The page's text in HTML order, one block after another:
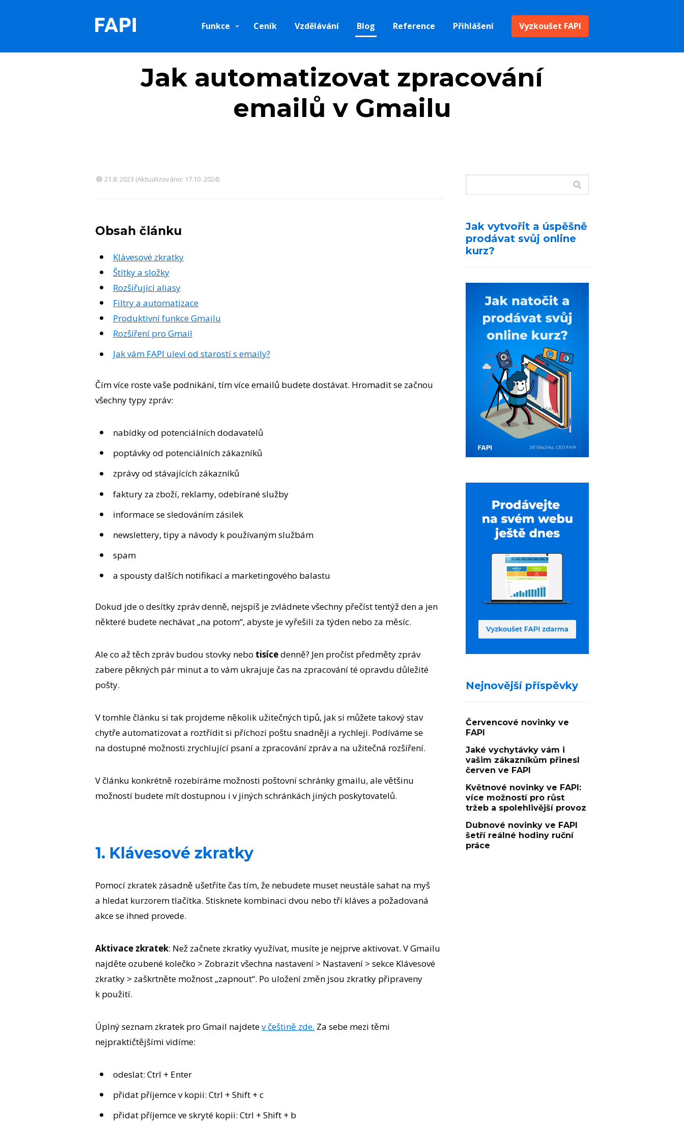
Funkce Ceník Vzdělávání Blog Reference Přihlášení Vyzkoušet FAPI
Jak automatizovat zpracování
emailů v Gmailu
21.8. 2023 (Aktualizováno: 17.10. 2024)
Obsah článku
Klávesové zkratky
Štítky a složky
Rozšiřující aliasy
Filtry a automatizace
Produktivní funkce Gmailu
Rozšíření pro Gmail
Jak vám FAPI uleví od starostí s emaily?
Čím více roste vaše podnikání, tím více emailů budete dostávat. Hromadit se začnou
všechny typy zpráv:
nabídky od potenciálních dodavatelů
poptávky od potenciálních zákazníků
zprávy od stávajících zákazníků
faktury za zboží, reklamy, odebírané služby
informace se sledováním zásilek
newslettery, tipy a návody k používaným službám
spam
a spousty dalších notifikací a marketingového balastu
Dokud jde o desítky zpráv denně, nejspíš je zvládnete všechny přečíst tentýž den a jen
některé budete nechávat „na potom“, abyste je vyřešili za týden nebo za měsíc.
Ale co až těch zpráv budou stovky nebo tisícedenně? Jen pročíst předměty zpráv
zabere pěkných pár minut a to vám ukrajuje čas na zpracování té opravdu důležité
pošty.
V tomhle článku si tak projdeme několik užitečných tipů, jak si můžete takový stav
chytře automatizovat a roztřídit si příchozí poštu snadněji a rychleji. Podíváme se
na dostupné možnosti zrychlující psaní a zpracování zpráv a na užitečná rozšíření.
V článku konkrétně rozebíráme možnosti poštovní schránky gmailu, ale většinu
možností budete mít dostupnou i v jiných schránkách jiných poskytovatelů.
1. Klávesové zkratky
Pomocí zkratek zásadně ušetříte čas tím, že nebudete muset neustále sahat na myš
a hledat kurzorem tlačítka. Stisknete kombinaci dvou nebo tří kláves a požadovaná
akce se ihned provede.
Aktivace zkratek: Než začnete zkratky využívat, musíte je nejprve aktivovat. V Gmailu
najděte ozubené kolečko > Zobrazit všechna nastavení > Nastavení > sekce Klávesové
zkratky > zaškrtněte možnost „zapnout“. Po uložení změn jsou zkratky připraveny
k použití.
Úplný seznam zkratek pro Gmail najdetev češtině zde. Za sebe mezi těmi
nejpraktičtějšími vidíme:
odeslat: Ctrl + Enter
přidat příjemce v kopii: Ctrl + Shift + c
přidat příjemce ve skryté kopii: Ctrl + Shift + b
Jak vytvořit a úspěšně
prodávat svůj online
kurz?
Nejnovější příspěvky
Červencové novinky ve
FAPI
Jaké vychytávky vám i
vašim zákazníkům přinesl
červen ve FAPI
Květnové novinky ve FAPI:
více možností pro růst
tržeb a spolehlivější provoz
Dubnové novinky ve FAPI
šetří reálné hodiny ruční
práce